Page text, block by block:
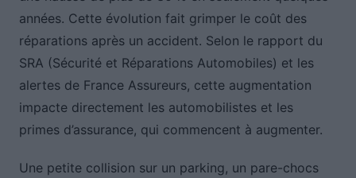
années. Cette évolution fait grimper le coût des
réparations après un accident. Selon le rapport du
SRA (Sécurité et Réparations Automobiles) et les
alertes de France Assureurs, cette augmentation
impacte directement les automobilistes et les
primes d’assurance, qui commencent à augmenter.
Une petite collision sur un parking, un pare-chocs